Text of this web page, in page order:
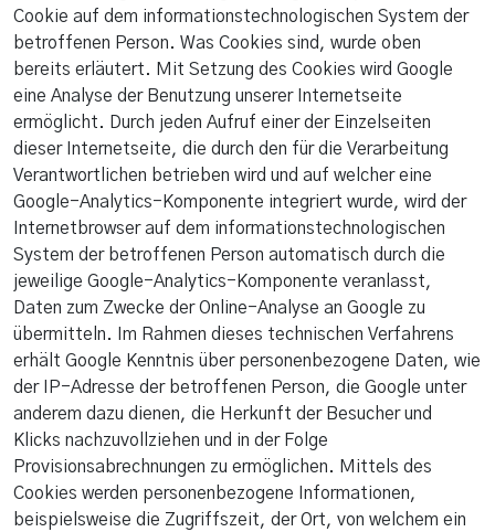
Cookie auf dem informationstechnologischen System der
betroffenen Person. Was Cookies sind, wurde oben
bereits erläutert. Mit Setzung des Cookies wird Google
eine Analyse der Benutzung unserer Internetseite
ermöglicht. Durch jeden Aufruf einer der Einzelseiten
dieser Internetseite, die durch den für die Verarbeitung
Verantwortlichen betrieben wird und auf welcher eine
Google-Analytics-Komponente integriert wurde, wird der
Internetbrowser auf dem informationstechnologischen
System der betroffenen Person automatisch durch die
jeweilige Google-Analytics-Komponente veranlasst,
Daten zum Zwecke der Online-Analyse an Google zu
übermitteln. Im Rahmen dieses technischen Verfahrens
erhält Google Kenntnis über personenbezogene Daten, wie
der IP-Adresse der betroffenen Person, die Google unter
anderem dazu dienen, die Herkunft der Besucher und
Klicks nachzuvollziehen und in der Folge
Provisionsabrechnungen zu ermöglichen. Mittels des
Cookies werden personenbezogene Informationen,
beispielsweise die Zugriffszeit, der Ort, von welchem ein